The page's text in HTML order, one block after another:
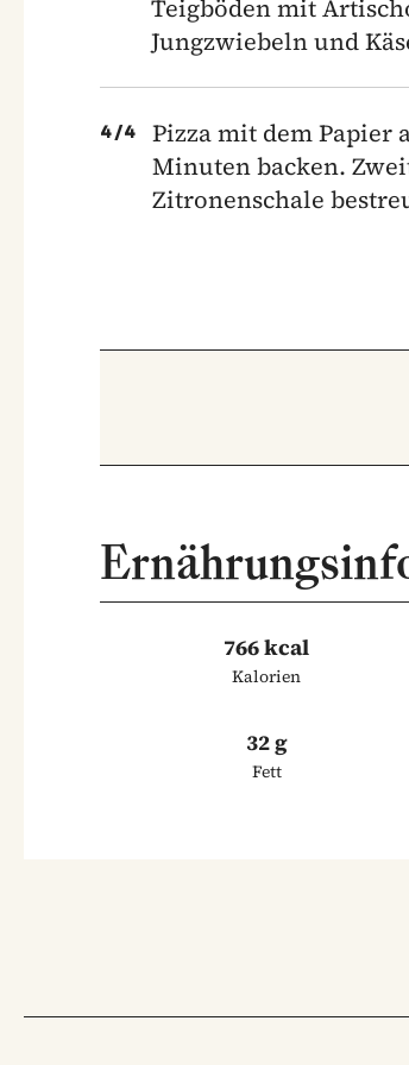
Teigböden mit
Jungzwiebeln und
4/4
Pizza mit dem Papier
Minuten backen.
Zitronenschale
766 kcal
Kalorien
32 g
Fett